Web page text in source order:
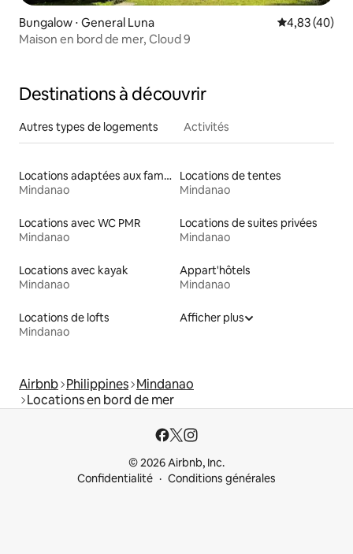
Bungalow ⋅ General Luna Évaluation
4,83 (40)
Maison en bord de mer, Cloud 9
Destinations à découvrir
Autres types de logements Activités
Locations adaptées aux familles
Mindanao
Locations de tentes
Mindanao
Locations avec WC PMR
Mindanao
Locations de suites privées
Mindanao
Locations avec kayak
Mindanao
Appart'hôtels
Mindanao
Locations de lofts
Mindanao
Afficher plus
Airbnb Philippines Mindanao
Locations en bord de mer
© 2026 Airbnb, Inc.
Confidentialité
Conditions générales